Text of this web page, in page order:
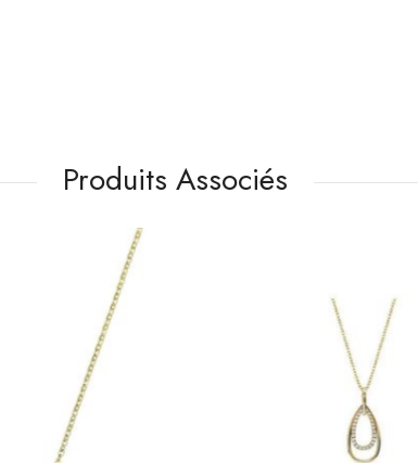
Produits Associés